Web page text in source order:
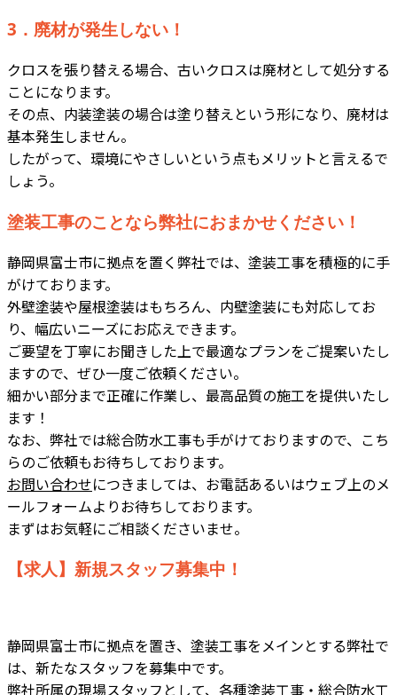
3．廃材が発生しない！
クロスを張り替える場合、古いクロスは廃材として処分する
ことになります。
その点、内装塗装の場合は塗り替えという形になり、廃材は
基本発生しません。
したがって、環境にやさしいという点もメリットと言えるで
しょう。
塗装工事のことなら弊社におまかせください！
静岡県富士市に拠点を置く弊社では、塗装工事を積極的に手
がけております。
外壁塗装や屋根塗装はもちろん、内壁塗装にも対応してお
り、幅広いニーズにお応えできます。
ご要望を丁寧にお聞きした上で最適なプランをご提案いたし
ますので、ぜひ一度ご依頼ください。
細かい部分まで正確に作業し、最高品質の施工を提供いたし
ます！
なお、弊社では総合防水工事も手がけておりますので、こち
らのご依頼もお待ちしております。
お問い合わせにつきましては、お電話あるいはウェブ上のメ
ールフォームよりお待ちしております。
まずはお気軽にご相談くださいませ。
【求人】新規スタッフ募集中！
静岡県富士市に拠点を置き、塗装工事をメインとする弊社で
は、新たなスタッフを募集中です。
弊社所属の現場スタッフとして、各種塗装工事・総合防水工